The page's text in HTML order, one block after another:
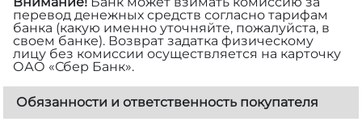
перевод денежных средств согласно тарифам
банка (какую именно уточняйте, пожалуйста, в
своем банке). Возврат задатка физическому
лицу без комиссии осуществляется на карточку
ОАО «Сбер Банк».
Обязанности и ответственность покупателя